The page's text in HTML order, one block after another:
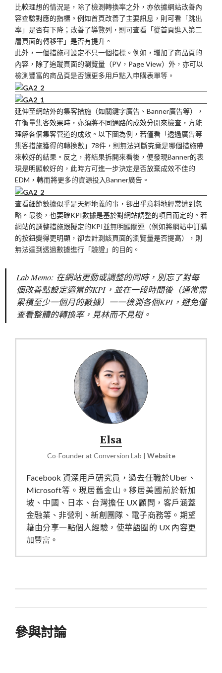
比較理想的情況是，除了檢測轉換率之外，亦依據網站改善內
容查驗對應的指標。例如首頁改善了主要訊息，則可看「跳出
率」是否有下降；改善了導覽列，則可查看「從首頁進入第二
層頁面的轉移率」是否有提升。
此外，一個措施可設定不只一個指標。例如，增加了商品頁的
內容，除了追蹤頁面的瀏覽量（PV，Page View）外，亦可以
檢測豐富的商品頁是否讓更多用戶點入申購表單等。
延伸至網站外的集客措施（如關鍵字廣告、Banner廣告等），
在衡量集客效果時，亦須將不同通路的成效分開來檢查，方能
理解各個集客管道的成效。以下圖為例，若僅看「透過廣告等
集客措施獲得的轉換數」78件，則無法判斷究竟是哪個措施帶
來較好的結果。反之，將結果拆開來看後，便發現Banner的表
現是明顯較好的，此時方可進一步決定是否放棄成效不佳的
EDM，轉而將更多的資源投入Banner廣告。
查看細節數據似乎是天經地義的事，卻出乎意料地經常遭到忽
略。最後，也要確KPI數據是基於對網站調整的項目而定的。若
網站的調整措施跟擬定的KPI並無明顯關連（例如將網站中訂購
的按鈕變得更明顯，卻去計測該頁面的瀏覽量是否提高），則
無法達到透過數據進行「驗證」的目的。
Lab Memo: 在網站更動或調整的同時，別忘了對每
個改善點設定適當的KPI，並在一段時間後（通常需
累積至少一個月的數據）一一檢測各個KPI，避免僅
查看整體的轉換率，見林而不見樹。
Elsa
Co-Founder at Conversion Lab | Website
Facebook 資深用戶研究員，過去任職於Uber、
Microsoft等。現居舊金山。移居美國前於新加
坡、中國、日本、台灣擔任 UX 顧問，客戶涵蓋
金融業、非營利、新創團隊、電子商務等。期望
藉由分享一點個人經驗，使華語圈的 UX 內容更
加豐富。
參與討論